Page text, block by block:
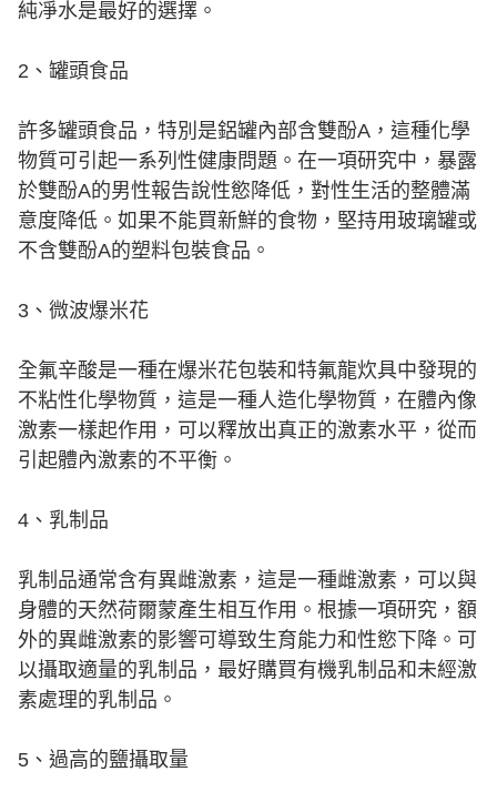
純凈水是最好的選擇。
2、罐頭食品
許多罐頭食品，特別是鋁罐內部含雙酚A，這種化學
物質可引起一系列性健康問題。在一項研究中，暴露
於雙酚A的男性報告說性慾降低，對性生活的整體滿
意度降低。如果不能買新鮮的食物，堅持用玻璃罐或
不含雙酚A的塑料包裝食品。
3、微波爆米花
全氟辛酸是一種在爆米花包裝和特氟龍炊具中發現的
不粘性化學物質，這是一種人造化學物質，在體內像
激素一樣起作用，可以釋放出真正的激素水平，從而
引起體內激素的不平衡。
4、乳制品
乳制品通常含有異雌激素，這是一種雌激素，可以與
身體的天然荷爾蒙產生相互作用。根據一項研究，額
外的異雌激素的影響可導致生育能力和性慾下降。可
以攝取適量的乳制品，最好購買有機乳制品和未經激
素處理的乳制品。
5、過高的鹽攝取量